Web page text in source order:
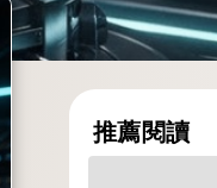
推薦閱讀